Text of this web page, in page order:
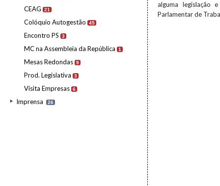
CEAG 21
Colóquio Autogestão 45
Encontro PS 3
MC na Assembleia da República 1
Mesas Redondas 9
Prod. Legislativa 3
Visita Empresas 6
Imprensa 26
alguma legislação
Parlamentar de